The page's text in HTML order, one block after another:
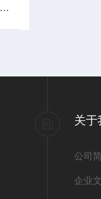
牛奶蛋白质分析仪检测液态奶、奶粉等乳品中的蛋白质含量
关于
公司
企业